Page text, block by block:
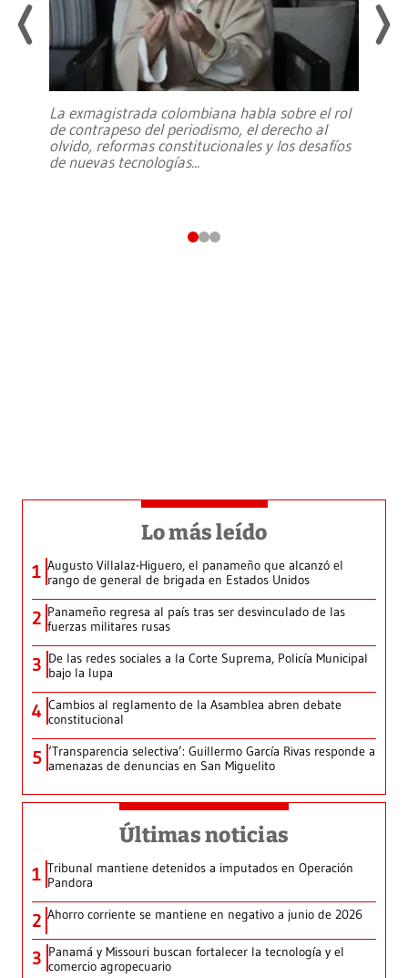
La exmagistrada colombiana habla sobre el rol
de contrapeso del periodismo, el derecho al
olvido, reformas constitucionales y los desafíos
de nuevas tecnologías...
Lo más leído
1 Augusto Villalaz-Higuero, el panameño que alcanzó el
rango de general de brigada en Estados Unidos
2 Panameño regresa al país tras ser desvinculado de las
fuerzas militares rusas
3 De las redes sociales a la Corte Suprema, Policía Municipal
bajo la lupa
4 Cambios al reglamento de la Asamblea abren debate
constitucional
5 ‘Transparencia selectiva’: Guillermo García Rivas responde a
amenazas de denuncias en San Miguelito
Últimas noticias
1 Tribunal mantiene detenidos a imputados en Operación
Pandora
2 Ahorro corriente se mantiene en negativo a junio de 2026
3 Panamá y Missouri buscan fortalecer la tecnología y el
comercio agropecuario